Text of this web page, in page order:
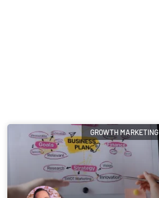
GROWTH MARKETING